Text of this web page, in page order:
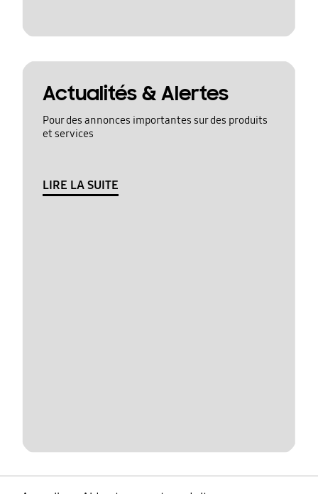
Actualités & Alertes
Pour des annonces importantes sur des produits
et services
LIRE LA SUITE